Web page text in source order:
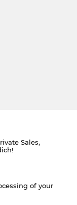
Sales,
of your